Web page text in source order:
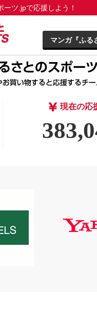
ツ.jpで応援しよう！
マンガ『ふる
現在の応